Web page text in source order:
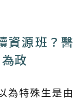
資源班？醫
政
為特殊生是由